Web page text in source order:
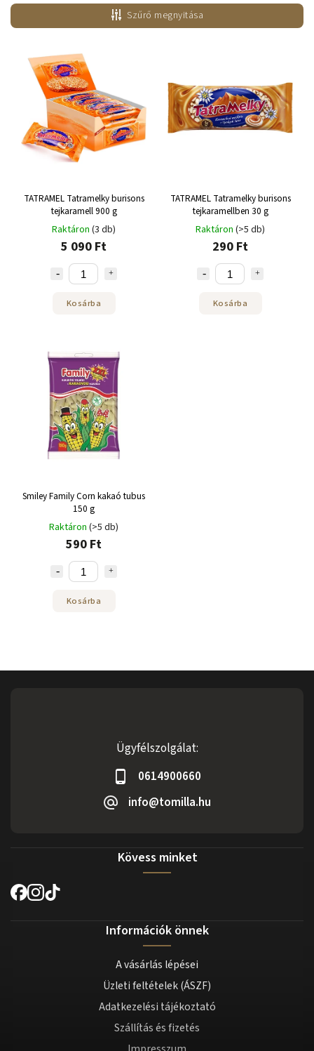
Legolcsóbb elöl
Legdrágább
ABC szerint
Szűrő megnyitása
TATRAMEL Tatramelky burisons
tejkaramell 900 g
Raktáron (3 db)
5 090 Ft
Kosárba
TATRAMEL Tatramelky burisons
tejkaramellben 30 g
Raktáron (>5 db)
290 Ft
Kosárba
Smiley Family Corn kakaó tubus
150 g
Raktáron (>5 db)
590 Ft
Kosárba
Ügyfélszolgálat:
0614900660
info@tomilla.hu
Kövess minket
Információk önnek
A vásárlás lépései
Üzleti feltételek (ÁSZF)
Adatkezelési tájékoztató
Szállítás és fizetés